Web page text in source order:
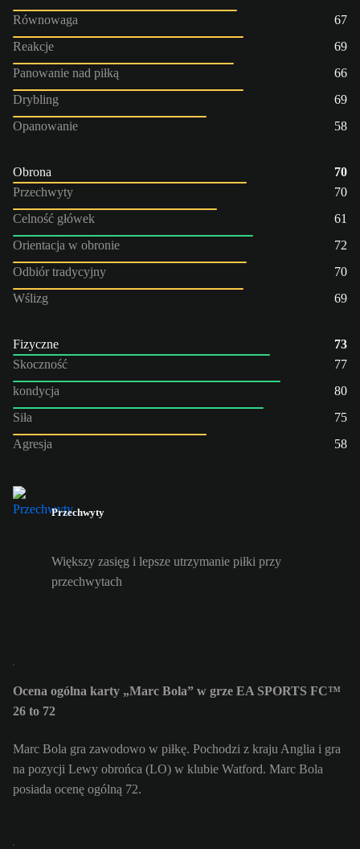
Równowaga
67
Reakcje
69
Panowanie nad piłką
66
Drybling
69
Opanowanie
58
Obrona
70
Przechwyty
70
Celność główek
61
Orientacja w obronie
72
Odbiór tradycyjny
70
Wślizg
69
Fizyczne
73
Skoczność
77
kondycja
80
Siła
75
Agresja
58
Przechwyty
Większy zasięg i lepsze utrzymanie piłki przy
przechwytach
Ocena ogólna karty „Marc Bola” w grze EA SPORTS FC™
26 to 72
Marc Bola gra zawodowo w piłkę. Pochodzi z kraju Anglia i gra
na pozycji Lewy obrońca (LO) w klubie Watford. Marc Bola
posiada ocenę ogólną 72.